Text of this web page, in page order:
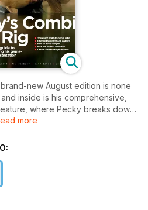
new August edition is none
inside is his comprehensive,
where Pecky breaks down
to presentation when using a
boom-length rules, to why he
tangle boom), Darrell leaves no
want the full blueprint to one of
more